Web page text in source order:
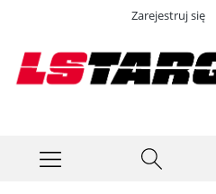
Zarejestruj się